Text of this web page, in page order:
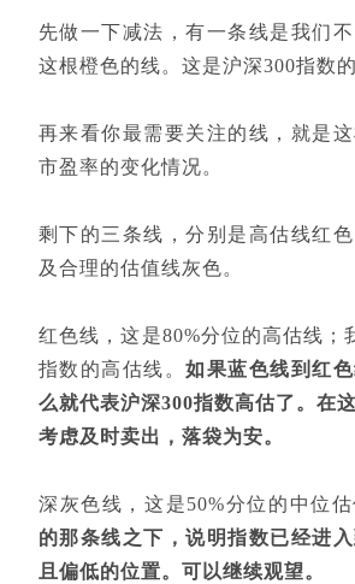
先做一下减法，有一条线是我们
这根橙色的线。这是沪深300指数的
再来看你最需要关注的线，就是
市盈率的变化情况。
剩下的三条线，分别是高估线红
及合理的估值线灰色。
红色线，这是80%分位的高估线；
指数的高估线。如果蓝色线到红
么就代表沪深300指数高估了。在
考虑及时卖出，落袋为安。
深灰色线，这是50%分位的中位估
的那条线之下，说明指数已经进
且偏低的位置。可以继续观望。